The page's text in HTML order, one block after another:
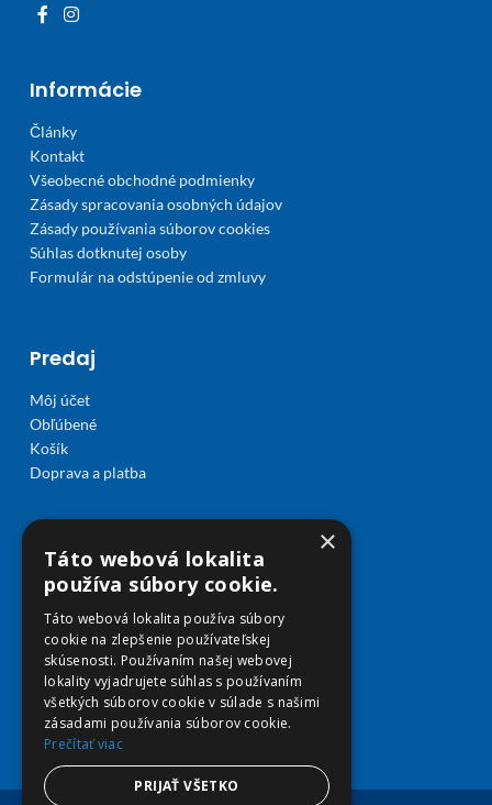
Informácie
Články
Kontakt
Všeobecné obchodné podmienky
Zásady spracovania osobných údajov
Zásady používania súborov cookies
Súhlas dotknutej osoby
Formulár na odstúpenie od zmluvy
Predaj
Môj účet
Obľúbené
Košík
Doprava a platba
×
Táto webová lokalita
používa súbory cookie.
Táto webová lokalita používa súbory
cookie na zlepšenie používateľskej
skúsenosti. Používaním našej webovej
lokality vyjadrujete súhlas s používaním
všetkých súborov cookie v súlade s našimi
zásadami používania súborov cookie.
Prečítať viac
PRIJAŤ VŠETKO